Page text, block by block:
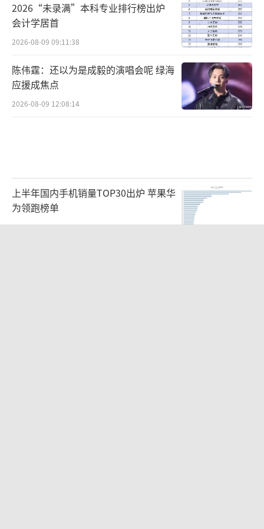
2026“未录满”本科专业排行榜出炉
会计学居首
2026-08-09 09:11:38
陈伟霆：还以为是成毅的演唱会呢 绿海
应援成焦点
2026-08-09 12:08:14
上半年国内手机销量TOP30出炉 苹果华
为领跑榜单
2026-08-08 22:41:15